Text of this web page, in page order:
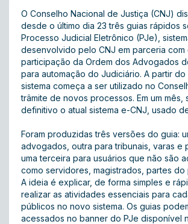
O Conselho Nacional de Justiça (CNJ)
desde o último dia 23três guias rápidos
Processo Judicial Eletrônico (PJe) ,
desenvolvido pelo CNJ em parceria com
participação da Ordem dos Advogados
para automação do Judiciário. A partir do
sistema começa a ser utilizado no
trâmite de novos processos. Em um mês,
definitivo o atual sistema e-CNJ, usado
Foram produzidas três versões do guia:
advogados, outra para tribunais, varas e
uma terceira para usuários que não são
como servidores, magistrados, partes do
A ideia é explicar, de forma simples e
realizar as atividades essenciais para
públicos no novo sistema. Os guias
acessados no banner do PJe disponível